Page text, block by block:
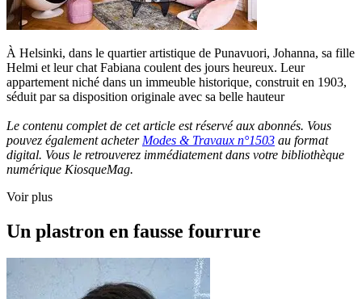
À Helsinki, dans le quartier artistique de Punavuori, Johanna, sa fille
Helmi et leur chat Fabiana coulent des jours heureux. Leur
appartement niché dans un immeuble historique, construit en 1903,
séduit par sa disposition originale avec sa belle hauteur
Le contenu complet de cet article est réservé aux abonnés. Vous
pouvez également acheter Modes & Travaux n°1503 au format
digital. Vous le retrouverez immédiatement dans votre bibliothèque
numérique KiosqueMag.
Voir plus
Un plastron en fausse fourrure